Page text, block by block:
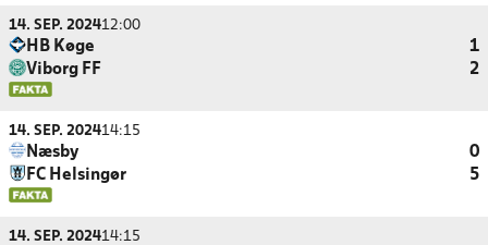
14. SEP. 202412:00
HB Køge
1
Viborg FF
2
14. SEP. 202414:15
Næsby
0
FC Helsingør
5
14. SEP. 202414:15